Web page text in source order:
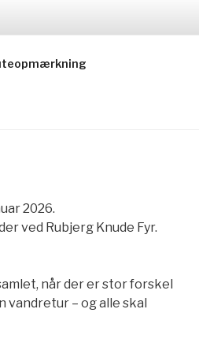
2026.
ved Rubjerg Knude Fyr.
når der er stor forskel
vandretur – og alle skal